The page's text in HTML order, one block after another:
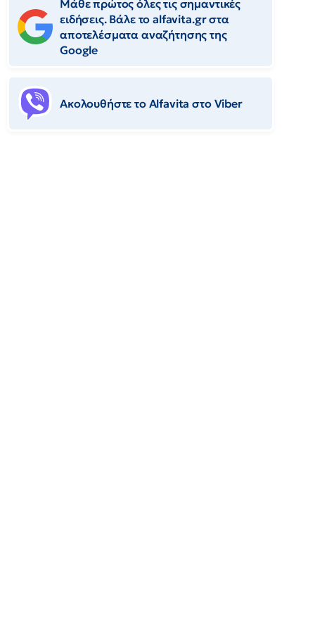
Μάθε πρώτος όλες τις σημαντικές
ειδήσεις. Βάλε το alfavita.gr στα
αποτελέσματα αναζήτησης της
Google
Ακολουθήστε το Αlfavita στο Viber